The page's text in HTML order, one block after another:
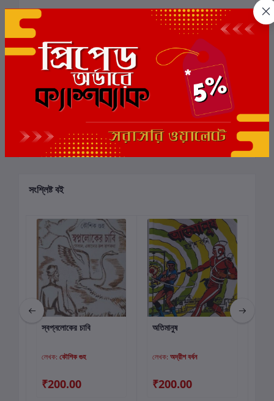
0 মোট 5.0 -এ (0 পর্যালোচনা)
বই-এ রেটিং দিন
এই বইয়ের জন্য এখনও কোন পর্যালোচনা নেই
সংশ্লিষ্ট বই
কার্টে যোগ করুন
স্বপ্নলোকের চাবি
লেখক: কৌশিক গুহ
₹200.00
কার্টে যোগ করুন
অতিমানুষ
লেখক: অদ্রীশ বর্ধন
₹200.00